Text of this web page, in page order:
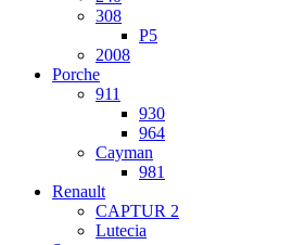
308
P5
2008
Porche
911
930
964
Cayman
981
Renault
CAPTUR 2
Lutecia